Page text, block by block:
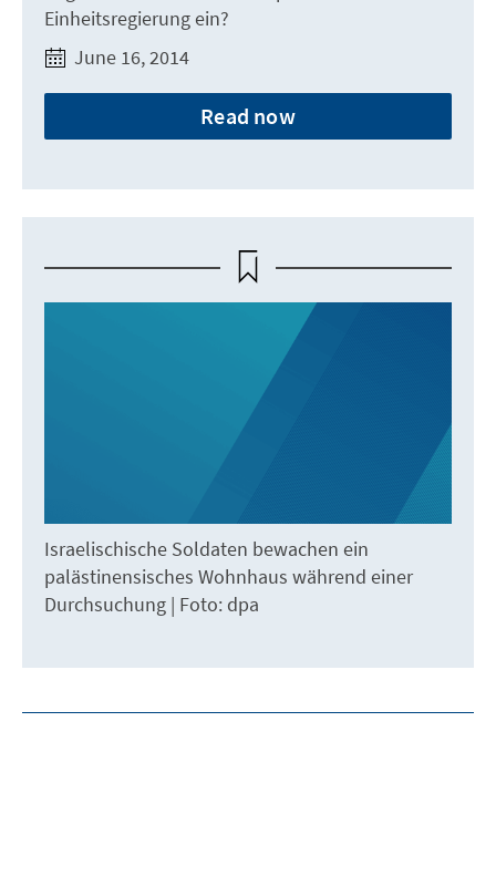
Einheitsregierung ein?
June 16, 2014
Read now
Israelischische Soldaten bewachen ein
palästinensisches Wohnhaus während einer
Durchsuchung | Foto: dpa